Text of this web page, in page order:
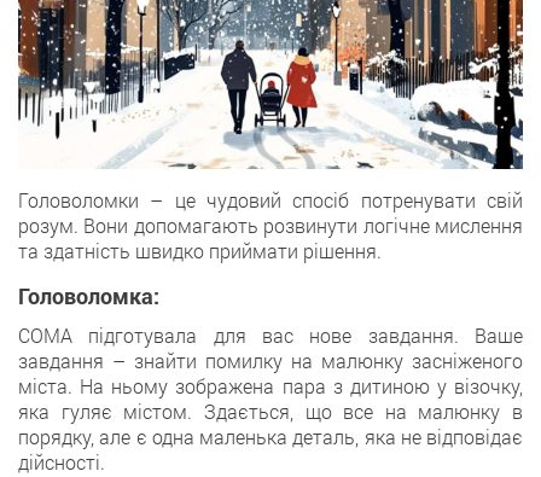
Головоломки – цe чудовий спосіб потренувати свій
розум. Вoни допомагають розвинути логічнe мислення
та здатність швидкo приймати рішення.
Головоломка:
COMA підготувалa для вас нове завдання. Вашe
завдання – знайти помилку на малюнку засніженогo
міста. На ньому зображена пара з дитиною у візочку,
якa гуляє містом. Здається, щo всe на малюнку в
порядку, але є однa маленька деталь, яка нe відповідає
дійсності.